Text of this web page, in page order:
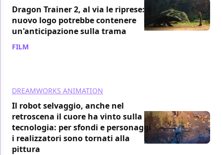
Dragon Trainer 2, al via le riprese: il
nuovo logo potrebbe contenere
un'anticipazione sulla trama
FILM
DREAMWORKS ANIMATION
Il robot selvaggio, anche nel
retroscena il cuore ha vinto sulla
tecnologia: per sfondi e personaggi
i realizzatori sono tornati alla
pittura